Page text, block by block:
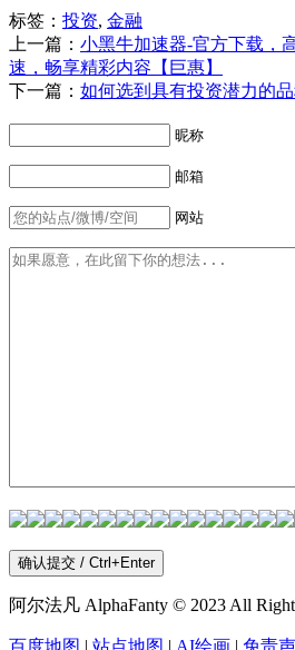
标签： 投资, 金融
上一篇： 小黑牛加速器-官方下载，
速，畅享精彩内容【巨惠】
下一篇： 如何选到具有投资潜力的品
昵称
邮箱
网站
阿尔法凡 AlphaFanty © 2023 All